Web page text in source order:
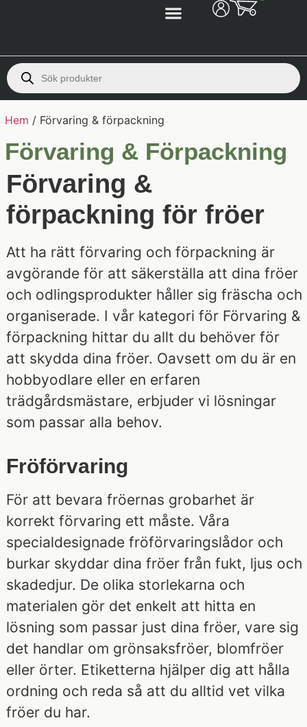
Hem / Förvaring & förpackning
Förvaring & Förpackning
Förvaring &
förpackning för fröer
Att ha rätt förvaring och förpackning är
avgörande för att säkerställa att dina fröer
och odlingsprodukter håller sig fräscha och
organiserade. I vår kategori för Förvaring &
förpackning hittar du allt du behöver för
att skydda dina fröer. Oavsett om du är en
hobbyodlare eller en erfaren
trädgårdsmästare, erbjuder vi lösningar
som passar alla behov.
Fröförvaring
För att bevara fröernas grobarhet är
korrekt förvaring ett måste. Våra
specialdesignade fröförvaringslådor och
burkar skyddar dina fröer från fukt, ljus och
skadedjur. De olika storlekarna och
materialen gör det enkelt att hitta en
lösning som passar just dina fröer, vare sig
det handlar om grönsaksfröer, blomfröer
eller örter. Etiketterna hjälper dig att hålla
ordning och reda så att du alltid vet vilka
fröer du har.